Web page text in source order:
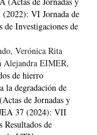
VI Jornada de
Investigaciones de
Verónica Rita
EIMER,
de hierro
la degradación de
de Jornadas y
37 (2024): VII
de